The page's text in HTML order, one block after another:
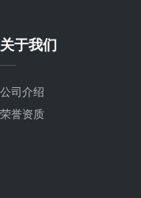
关于我们
公司介绍
荣誉资质